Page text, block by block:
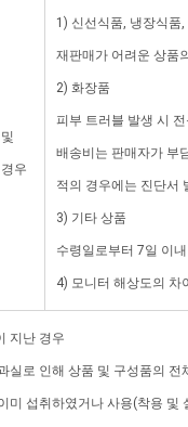
우
1) 신선식품, 냉장식품
재판매가 어려운 상품
2) 화장품
피부 트러블 발생 시
배송비는 판매자가 부
적의 경우에는 진단서
3) 기타 상품
수령일로부터 7일 이
4) 모니터 해상도의 차
지난 경우
실로 인해 상품 및 구성품의
미 섭취하였거나 사용(착용 및